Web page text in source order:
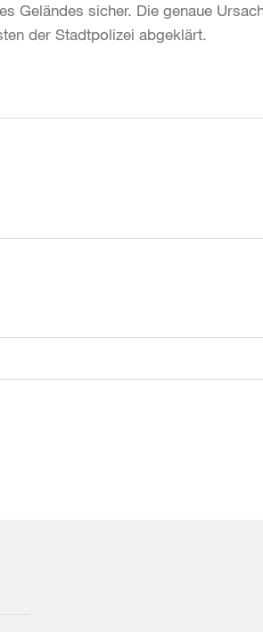
Geländes sicher. Die genaue
der Stadtpolizei abgeklärt.